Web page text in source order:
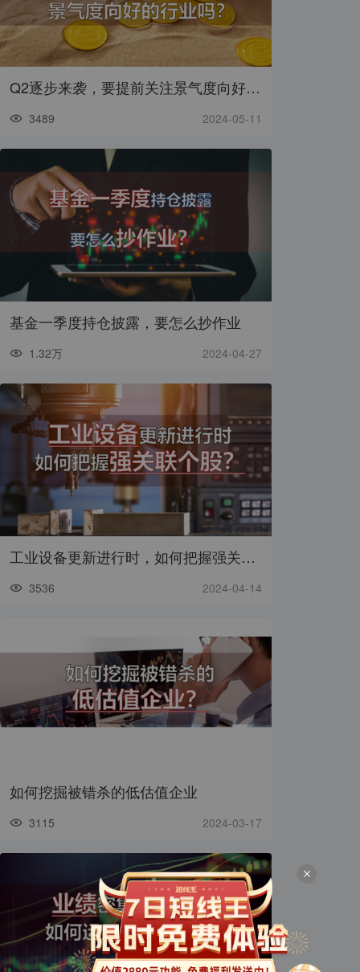
Q2逐步来袭，要提前关注景气度向好的行业吗
3489 2024-05-11
基金一季度持仓披露，要怎么抄作业
1.32万 2024-04-27
工业设备更新进行时，如何把握强关联个股
3536 2024-04-14
如何挖掘被错杀的低估值企业
3115 2024-03-17